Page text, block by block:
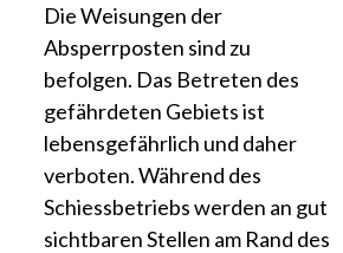
Die Weisungen der
Absperrposten sind zu
befolgen. Das Betreten des
gefährdeten Gebiets ist
lebensgefährlich und daher
verboten. Während des
Schiessbetriebs werden an gut
sichtbaren Stellen am Rand des